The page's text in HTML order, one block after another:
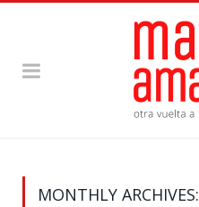
MONTHLY ARCHIVES: